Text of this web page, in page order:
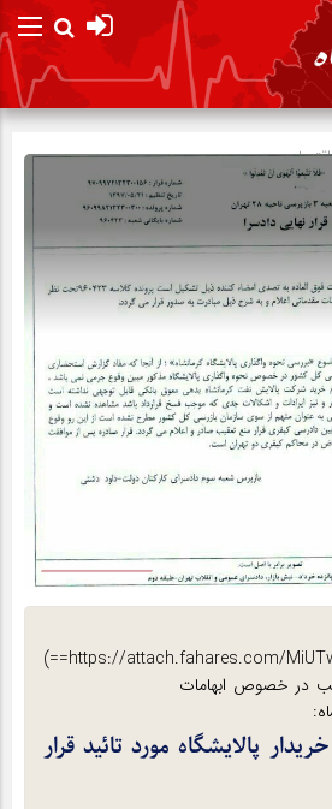
اقتصادی
(https://attach.fahares.com/MiUTwep1MbU730A1/t38jw==)
در خصوص ابهامات
پالایشگاه مورد تائید قرار